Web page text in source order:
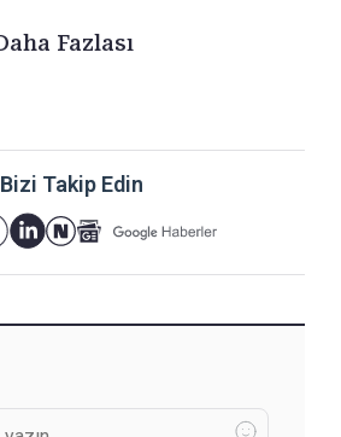
Fazlası
Bizi Takip Edin